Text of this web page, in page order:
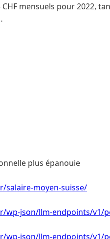
mensuels pour 2022,
plus épanouie
salaire-moyen-suisse/
wp-json/llm-endpoints/v1/
wp-json/llm-endpoints/v1/